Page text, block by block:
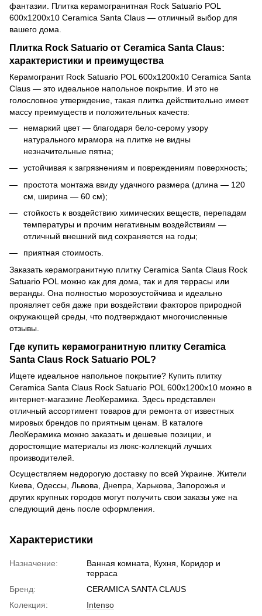
фантазии. Плитка керамогранитная Rock Satuario POL
600x1200x10 Ceramiсa Santa Claus — отличный выбор для
вашего дома.
Плитка Rock Satuario от Ceramiсa Santa Claus:
характеристики и преимущества
Керамогранит Rock Satuario POL 600x1200x10 Ceramiсa Santa
Claus — это идеальное напольное покрытие. И это не
голословное утверждение, такая плитка действительно имеет
массу преимуществ и положительных качеств:
немаркий цвет — благодаря бело-серому узору
натурального мрамора на плитке не видны
незначительные пятна;
устойчивая к загрязнениям и повреждениям поверхность;
простота монтажа ввиду удачного размера (длина — 120
см, ширина — 60 см);
стойкость к воздействию химических веществ, перепадам
температуры и прочим негативным воздействиям —
отличный внешний вид сохраняется на годы;
приятная стоимость.
Заказать керамогранитную плитку Ceramiсa Santa Claus Rock
Satuario POL можно как для дома, так и для террасы или
веранды. Она полностью морозоустойчива и идеально
проявляет себя даже при воздействии факторов природной
окружающей среды, что подтверждают многочисленные
отзывы.
Где купить керамогранитную плитку Ceramiсa
Santa Claus Rock Satuario POL?
Ищете идеальное напольное покрытие? Купить плитку
Ceramiсa Santa Claus Rock Satuario POL 600x1200x10 можно в
интернет-магазине ЛеоКерамика. Здесь представлен
отличный ассортимент товаров для ремонта от известных
мировых брендов по приятным ценам. В каталоге
ЛеоКерамика можно заказать и дешевые позиции, и
доростоящие материалы из люкс-коллекций лучших
производителей.
Осуществляем недорогую доставку по всей Украине. Жители
Киева, Одессы, Львова, Днепра, Харькова, Запорожья и
других крупных городов могут получить свои заказы уже на
следующий день после оформления.
Характеристики
Назначение:
Ванная комната, Кухня, Коридор и
терраса
Бренд:
CERAMICA SANTA CLAUS
Колекция:
Intenso